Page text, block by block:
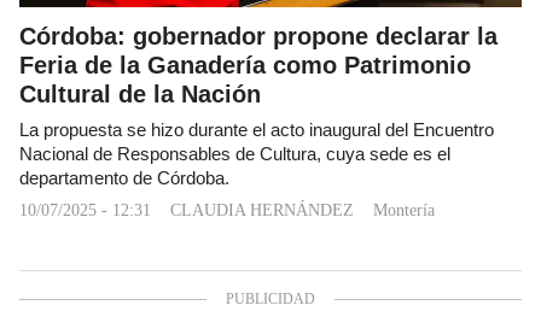
Córdoba: gobernador propone declarar la
Feria de la Ganadería como Patrimonio
Cultural de la Nación
La propuesta se hizo durante el acto inaugural del Encuentro
Nacional de Responsables de Cultura, cuya sede es el
departamento de Córdoba.
10/07/2025 - 12:31 CLAUDIA HERNÁNDEZ Montería